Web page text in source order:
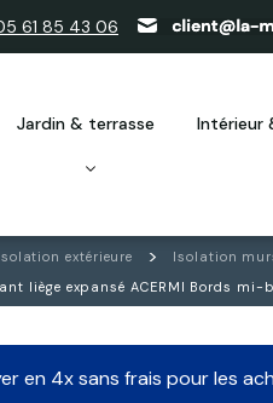
61 85 43 06
jardin & terrasse
intérieur
extérieure Isolation
liège expansé ACERMI Bords
en 4x sans frais pour les